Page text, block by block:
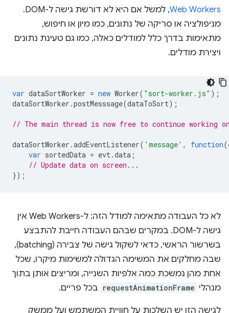
Web Workers
, למשל אם היא לא דורשת גישה ל-DOM.
מניפולציה או סריקה של נתונים, כמו מיון או חיפוש,
מתאימות בדרך כלל למודלים כאלה, כמו גם טעינת נתונים
ויצירת מודלים.
var dataSortWorker = new Worker( "sort-worker.js" );
dataSortWorker .postMesssage(dataToSort);
// The main thread is now free to continue working
dataSortWorker .addEventListener( 'message' , function(
var sortedData = evt.data ;
// Update data on screen...
});
לא כל העבודה מתאימה למודל הזה: ל-Web Workers אין
גישה ל-DOM. במקרים שבהם העבודה חייבת להתבצע
בשרשור הראשי, כדאי לשקול גישה של צבירה (batching),
שבה מחלקים את המשימה הגדולה למשימות מיקרו, שכל
אחת מהן נמשכת כמה אלפיות השנייה, ומריצים אותן בתוך
מנהלי requestAnimationFrame בכל פריים.
לגישה הזו יש השלכות על חוויית המשתמש ועל ממשק